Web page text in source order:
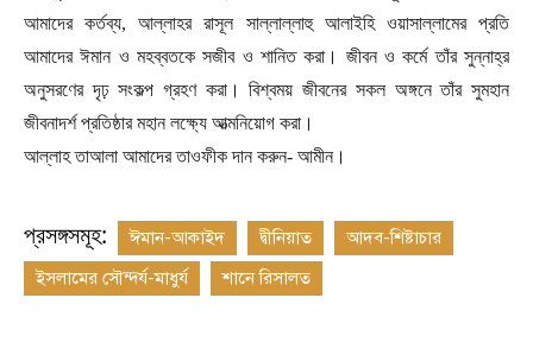
আমাদের কর্তব্য,আল্লাহর রাসূল সাল্লাল্লাহু আলাইহি ওয়াসাল্লামের প্রতি
আমাদের ঈমান ও মহব্বতকে সজীব ও শানিত করা। জীবন ও কর্মে তাঁর সুন্নাহ্র
অনুসরণের দৃঢ় সংকল্প গ্রহণ করা। বিশ্বময় জীবনের সকল অঙ্গনে তাঁর সুমহান
জীবনাদর্শ প্রতিষ্ঠার মহান লক্ষ্যে আত্মনিয়োগ করা।
আল্লাহ তাআলা আমাদের তাওফীক দান করুন- আমীন।
প্রসঙ্গসমূহ: ঈমান-আকাইদ দ্বীনিয়াত
আদব-শিষ্টাচার
ইসলামের সৌন্দর্য-মাধুর্য
শানে রিসালত